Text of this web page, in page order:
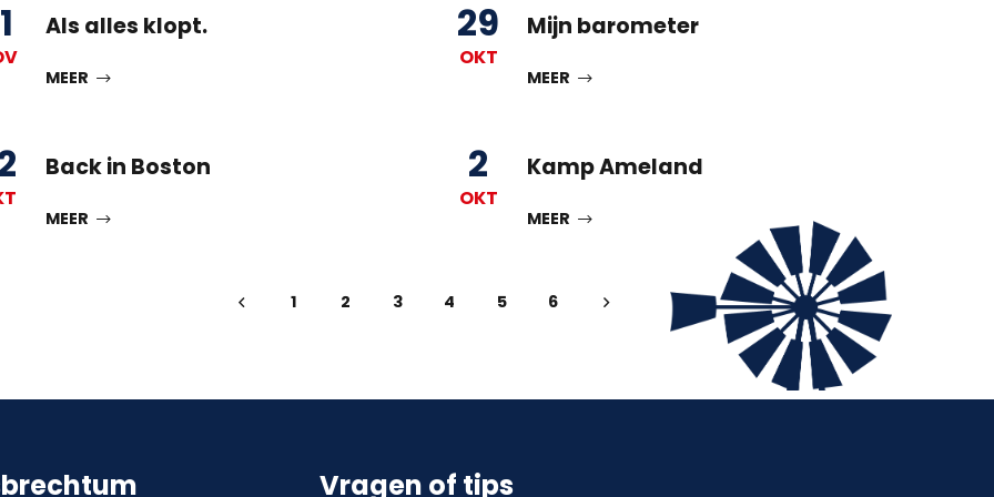
Als alles klopt.
MEER
29
OKT
Mijn barometer
MEER
Back in Boston
MEER
2
OKT
Kamp Ameland
MEER
1 2 3 4 5 6
Vragen of tips